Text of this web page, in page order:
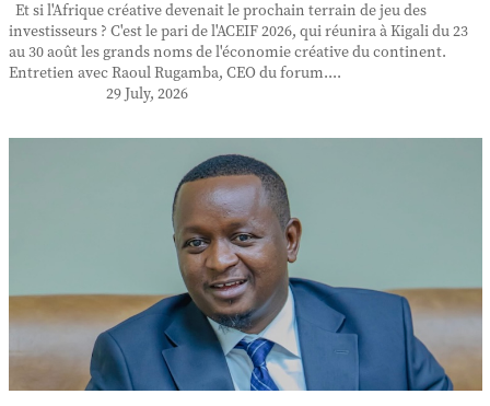
Et si l'Afrique créative devenait le prochain terrain de jeu des
investisseurs ? C'est le pari de l'ACEIF 2026, qui réunira à Kigali du 23
au 30 août les grands noms de l'économie créative du continent.
Entretien avec Raoul Rugamba, CEO du forum....
29 July, 2026